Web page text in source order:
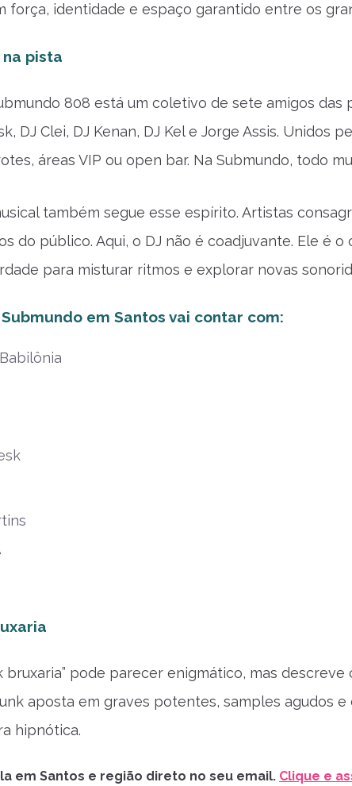
força, identidade e espaço garantido entre os
pista
808 está um coletivo de sete amigos
DJ Clei, DJ Kenan, DJ Kel e Jorge Assis.
áreas VIP ou open bar. Na Submundo, todo
também segue esse espírito. Artistas
do público. Aqui, o DJ não é coadjuvante. Ele é
para misturar ritmos e explorar novas
em Santos vai contar com:
bruxaria” pode parecer enigmático, mas
aposta em graves potentes, samples agudos
hipnótica.
em Santos e região direto no seu email. Clique e